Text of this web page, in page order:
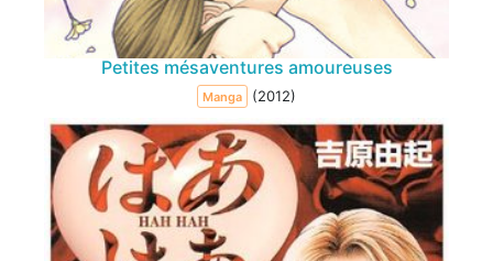
Petites mésaventures amoureuses
Manga (2012)